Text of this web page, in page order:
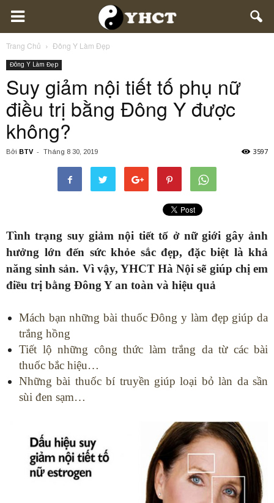
Trang Chủ Đông Y Làm Đẹp
Đông Y Làm Đẹp
Suy giảm nội tiết tố phụ nữ
điều trị bằng Đông Y được
không?
Bởi BTV - Tháng 8 30, 2019 3597
Tình trạng suy giảm nội tiết tố ở nữ giới gây ảnh
hưởng lớn đến sức khỏe sắc đẹp, đặc biệt là khả
năng sinh sản. Vì vậy, YHCT Hà Nội sẽ giúp chị em
điều trị bằng Đông Y an toàn và hiệu quả
Mách bạn những bài thuốc Đông y làm đẹp giúp da
trắng hồng
Tiết lộ những công thức làm trắng da từ các bài
thuốc bắc hiệu…
Những bài thuốc bí truyền giúp loại bỏ làn da sần
sùi đen sạm…